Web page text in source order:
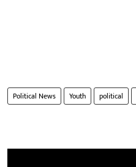
Political News Youth political